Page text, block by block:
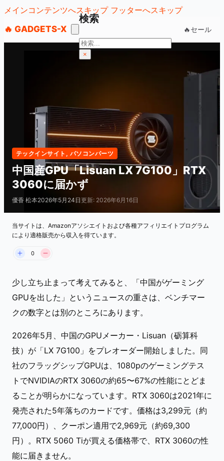
メインコンテンツへスキップ フッターへスキップ
🔥 GADGETS-X
🔥セール
検索
検
索×
Lisuan LX 7G100 と Nvidia RTX 3060 のベンチマーク
（出典：Notebookcheck）
テックインサイト , パソコンパーツ
中国産GPU「Lisuan LX 7G100」RTX
3060に届かず
優香 松本2026年5月24日更新: 2026年6月16日
当サイトは、Amazonアソシエイトおよび各種アフィリエイトプログラム
により適格販売から収入を得ています。
0
少し立ち止まって考えてみると、「中国がゲーミング
GPUを出した」というニュースの重さは、ベンチマー
クの数字とは別のところにあります。
2026年5月、中国のGPUメーカー・Lisuan（砺算科
技）が「LX 7G100」をプレオーダー開始しました。同
社のフラッグシップGPUは、1080pのゲーミングテス
トでNVIDIAのRTX 3060の約65〜67%の性能にとどま
ることが明らかになっています。RTX 3060は2021年に
発売された5年落ちのカードです。価格は3,299元（約
77,000円）、クーポン適用で2,969元（約69,300
円）。RTX 5060 Tiが買える価格帯で、RTX 3060の性
能に届きません。